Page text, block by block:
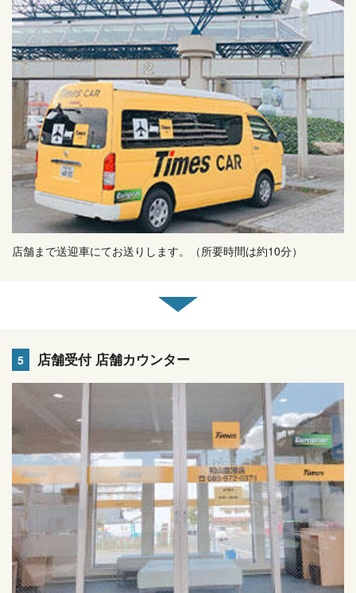
店舗まで送迎車にてお送りします。（所要時間は約10分）
5 店舗受付 店舗カウンター